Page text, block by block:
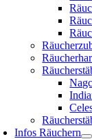
Infos Räuchern